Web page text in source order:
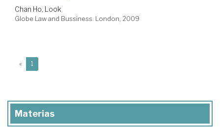
Chan Ho, Look
Globe Law and Bussiness. London, 2009
« 1
Materias